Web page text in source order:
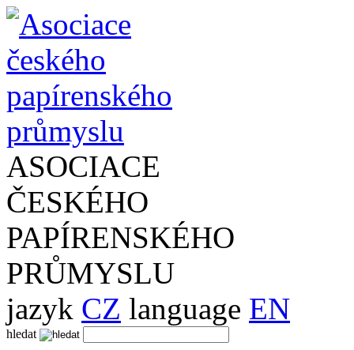
ASOCIACE
ČESKÉHO
PAPÍRENSKÉHO
PRŮMYSLU
jazyk CZ language EN
hledat